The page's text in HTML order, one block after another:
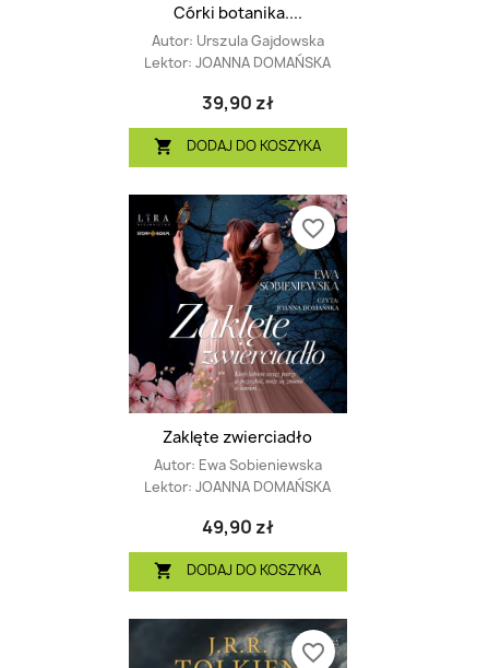
Córki botanika....
Autor: Urszula Gajdowska
Lektor: JOANNA DOMAŃSKA
39,90 zł
 DODAJ DO KOSZYKA
Zaklęte zwierciadło
Autor: Ewa Sobieniewska
Lektor: JOANNA DOMAŃSKA
49,90 zł
 DODAJ DO KOSZYKA
favorite_border
favorite_border